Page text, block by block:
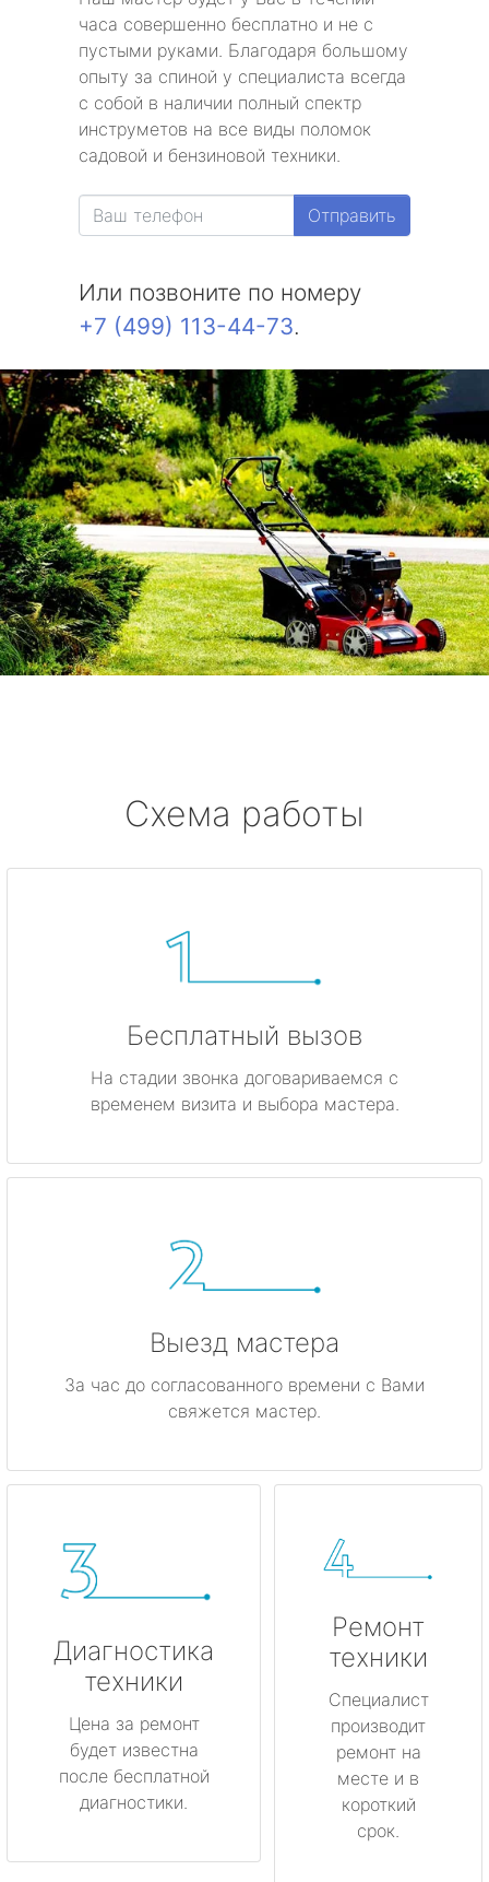
часа совершенно бесплатно и не с
пустыми руками. Благодаря большому
опыту за спиной у специалиста всегда
с собой в наличии полный спектр
инструметов на все виды поломок
садовой и бензиновой техники.
Отправить
Или позвоните по номеру
+7 (499) 113-44-73.
Схема работы
Бесплатный вызов
На стадии звонка договариваемся с
временем визита и выбора мастера.
Выезд мастера
За час до согласованного времени с Вами
свяжется мастер.
Диагностика
техники
Цена за ремонт
будет известна
после бесплатной
диагностики.
Ремонт
техники
Специалист
производит
ремонт на
месте и в
короткий
срок.